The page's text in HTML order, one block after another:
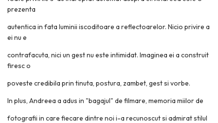
prezenta
autentica in fata luminii iscoditoare a reflectoarelor. Nicio privire a
ei nu e
contrafacuta, nici un gest nu este intimidat. Imaginea ei a construit
firesc o
poveste credibila prin tinuta, postura, zambet, gest si vorbe.
In plus, Andreea a adus in "bagajul" de filmare, memoria miilor de
fotografii in care fiecare dintre noi i-a recunoscut si admirat stilul